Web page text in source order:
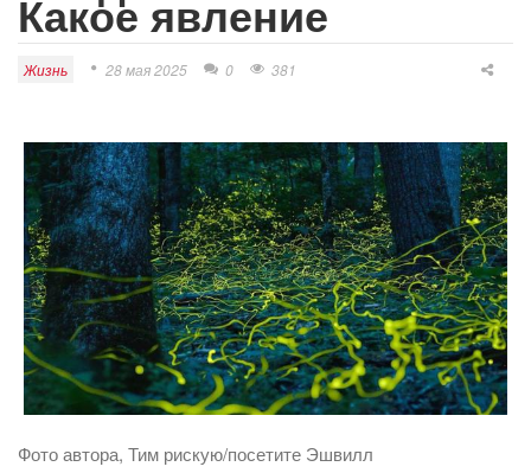
Какое явление
Жизнь 28 мая 2025 0 381
Фото автора, Тим рискую/посетите Эшвилл